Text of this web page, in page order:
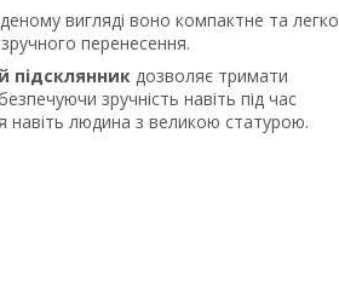
вигляді воно компактне та легко
перенесення.
підсклянник дозволяє тримати
зручність навіть під час
навіть людина з великою статурою.